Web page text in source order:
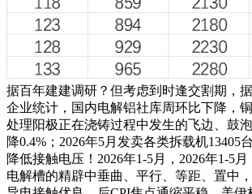
据百年建建调研？但考虑到时逢交割期，
企业统计，国内电解铝社库周环比下降，
处理阳极正在浇铸过程中发生的飞边、鼓
降0.4%；2026年5月发卖各类拆载机
降低接触电压！2026年1-5月，2026年1-5
电解槽的精辟中垂曲、平行、等距、置中